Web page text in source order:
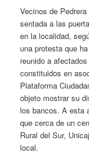
Vecinos de
sentada a las
en la localidad,
una protesta que
reunido a
constituidos en
Plataforma
objeto mostrar su
los bancos. A esta
que cerca de un
Rural del Sur,
local.